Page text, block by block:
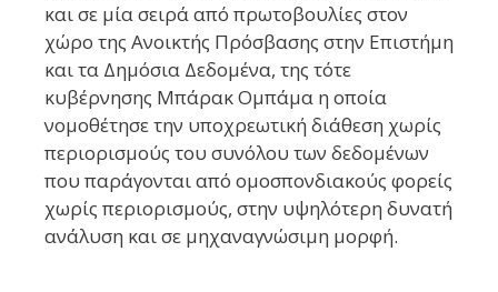
και σε μία σειρά από πρωτοβουλίες στον
χώρο της Ανοικτής Πρόσβασης στην Επιστήμη
και τα Δημόσια Δεδομένα, της τότε
κυβέρνησης Μπάρακ Ομπάμα η οποία
νομοθέτησε την υποχρεωτική διάθεση χωρίς
περιορισμούς του συνόλου των δεδομένων
που παράγονται από ομοσπονδιακούς φορείς
χωρίς περιορισμούς, στην υψηλότερη δυνατή
ανάλυση και σε μηχαναγνώσιμη μορφή.